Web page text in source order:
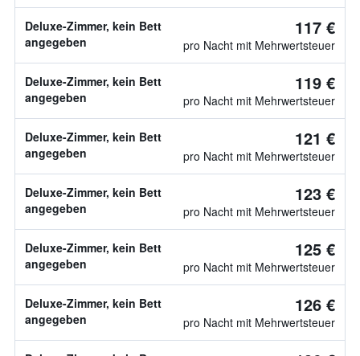
Deluxe-Zimmer, kein Bett
angegeben
117 €
pro Nacht mit Mehrwertsteuer
Deluxe-Zimmer, kein Bett
angegeben
119 €
pro Nacht mit Mehrwertsteuer
Deluxe-Zimmer, kein Bett
angegeben
121 €
pro Nacht mit Mehrwertsteuer
Deluxe-Zimmer, kein Bett
angegeben
123 €
pro Nacht mit Mehrwertsteuer
Deluxe-Zimmer, kein Bett
angegeben
125 €
pro Nacht mit Mehrwertsteuer
Deluxe-Zimmer, kein Bett
angegeben
126 €
pro Nacht mit Mehrwertsteuer